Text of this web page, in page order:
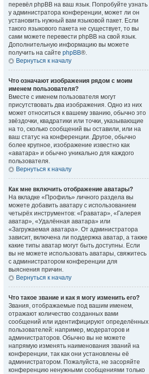
перевёл phpBB на ваш язык. Попробуйте узнать
у администратора конференции, может ли он
установить нужный вам языковой пакет. Если
такого языкового пакета не существует, то вы
сами можете перевести phpBB на свой язык.
Дополнительную информацию вы можете
получить на сайте phpBB®.
Вернуться к началу
Что означают изображения рядом с моим
именем пользователя?
Вместе с именем пользователя могут
присутствовать два изображения. Одно из них
может относиться к вашему званию, обычно это
звёздочки, квадратики или точки, указывающие
на то, сколько сообщений вы оставили, или на
ваш статус на конференции. Другое, обычно
более крупное, изображение известно как
«аватара» и обычно уникально для каждого
пользователя.
Вернуться к началу
Как мне включить отображение аватары?
На вкладке «Профиль» личного раздела вы
можете добавить аватару с использованием
четырёх инструментов: «Граватар», «Галерея
аватар», «Удалённая аватара» или
«Загружаемая аватара». От администратора
зависит, включена ли поддержка аватар, а также
какие типы аватар могут быть доступны. Если
вы не можете использовать аватары, свяжитесь
с администратором конференции для
выяснения причин.
Вернуться к началу
Что такое звание и как я могу изменить его?
Звания, отображаемые под вашим именем,
отражают количество созданных вами
сообщений или идентифицируют определённых
пользователей: например, модераторов и
администраторов. Обычно вы не можете
напрямую изменять наименования званий на
конференции, так как они установлены её
администратором. Пожалуйста, не засоряйте
конференцию ненужными сообщениями только